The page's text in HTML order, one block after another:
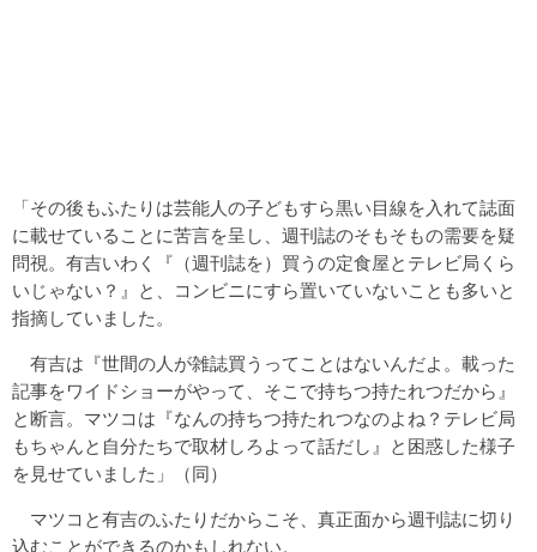
「その後もふたりは芸能人の子どもすら黒い目線を入れて誌面
に載せていることに苦言を呈し、週刊誌のそもそもの需要を疑
問視。有吉いわく『（週刊誌を）買うの定食屋とテレビ局くら
いじゃない？』と、コンビニにすら置いていないことも多いと
指摘していました。
有吉は『世間の人が雑誌買うってことはないんだよ。載った
記事をワイドショーがやって、そこで持ちつ持たれつだから』
と断言。マツコは『なんの持ちつ持たれつなのよね？テレビ局
もちゃんと自分たちで取材しろよって話だし』と困惑した様子
を見せていました」（同）
マツコと有吉のふたりだからこそ、真正面から週刊誌に切り
込むことができるのかもしれない。